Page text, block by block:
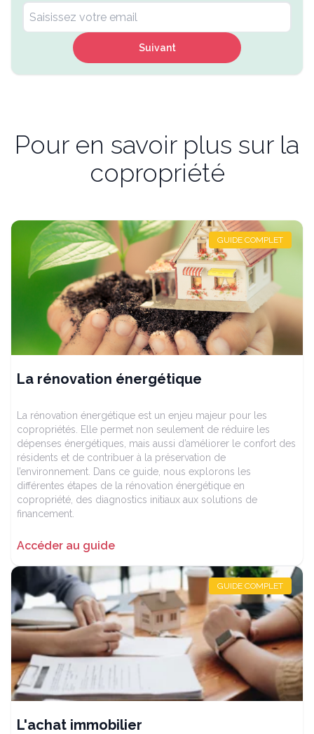
Suivant
Pour en savoir plus sur la
copropriété
GUIDE COMPLET
La rénovation énergétique
La rénovation énergétique est un enjeu majeur pour les
copropriétés. Elle permet non seulement de réduire les
dépenses énergétiques, mais aussi d’améliorer le confort des
résidents et de contribuer à la préservation de
l’environnement. Dans ce guide, nous explorons les
différentes étapes de la rénovation énergétique en
copropriété, des diagnostics initiaux aux solutions de
financement.
Accéder au guide
GUIDE COMPLET
L'achat immobilier